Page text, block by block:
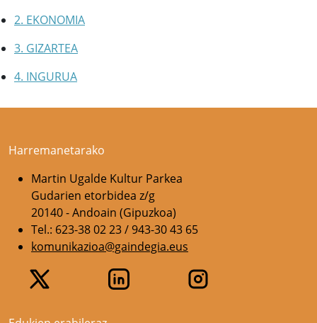
2. EKONOMIA
3. GIZARTEA
4. INGURUA
Harremanetarako
Martin Ugalde Kultur Parkea
Gudarien etorbidea z/g
20140 - Andoain (Gipuzkoa)
Tel.: 623-38 02 23 / 943-30 43 65
komunikazioa@gaindegia.eus